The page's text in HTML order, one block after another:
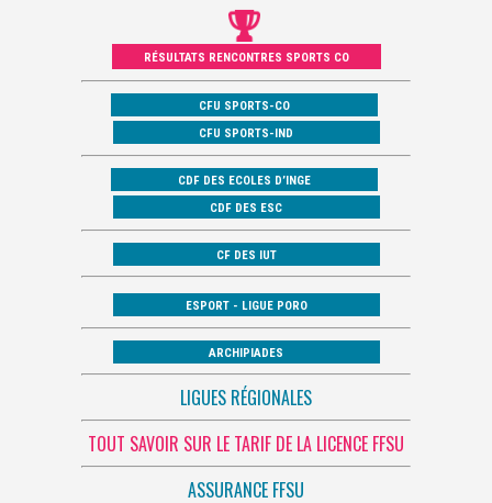
RÉSULTATS RENCONTRES SPORTS CO
CFU SPORTS-CO
CFU SPORTS-IND
CDF DES ECOLES D’INGE
CDF DES ESC
CF DES IUT
ESPORT - LIGUE PORO
ARCHIPIADES
LIGUES RÉGIONALES
TOUT SAVOIR SUR LE TARIF DE LA LICENCE FFSU
ASSURANCE FFSU